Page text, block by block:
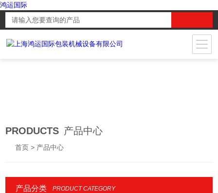
鸿运国际
PRODUCTS 产品中心
首页 > 产品中心
产品分类 PRODUCT CATEGORY